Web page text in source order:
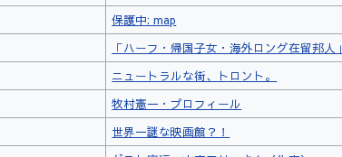
保護中: map
「ハーフ・帰国子女・海外ロング在留邦人」
ニュートラルな街、トロント。
牧村憲一・プロフィール
世界一謎な映画館？！